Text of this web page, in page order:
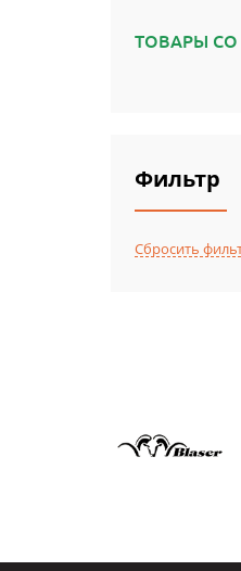
ТОВАРЫ
Фильтр